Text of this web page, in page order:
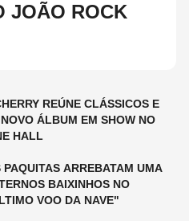
JOÃO ROCK
REÚNE CLÁSSICOS E
ÁLBUM EM SHOW NO
HALL
PAQUITAS ARREBATAM UMA
BAIXINHOS NO
VOO DA NAVE"